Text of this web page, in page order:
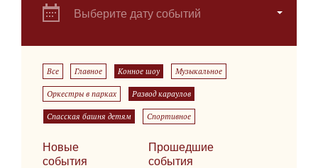
Выберите дату событий
Все Главное Конное шоу Музыкальное
Оркестры в парках Развод караулов
Спасская башня детям Спортивное
Новые
события
Прошедшие
события